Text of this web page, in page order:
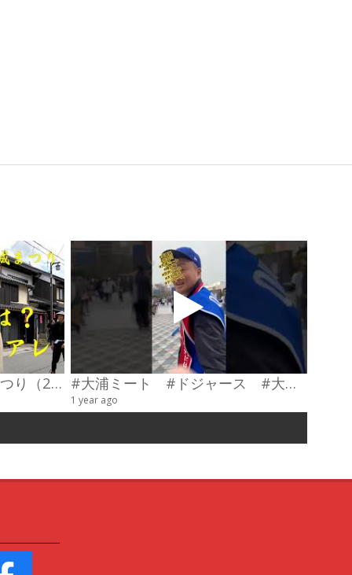
第23回わだやま竹田お城まつり（2026） 武者行列 #大浦ミート #ドジャース #大谷翔平 #陣羽織 #オーダーメイド #shorts
1 year ago